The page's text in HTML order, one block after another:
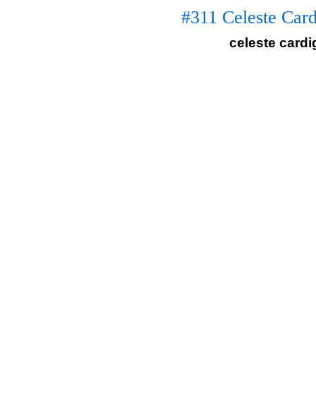
#311 Celeste
celeste